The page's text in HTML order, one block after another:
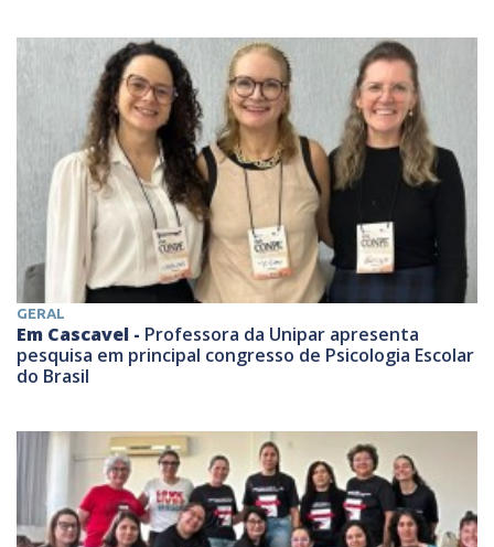
GERAL
Em Cascavel - Professora da Unipar apresenta
pesquisa em principal congresso de Psicologia Escolar
do Brasil